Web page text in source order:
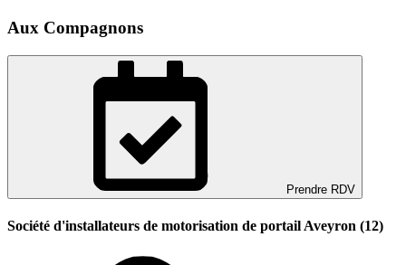
Aux Compagnons
Prendre RDV
Société d'installateurs de motorisation de portail Aveyron (12)